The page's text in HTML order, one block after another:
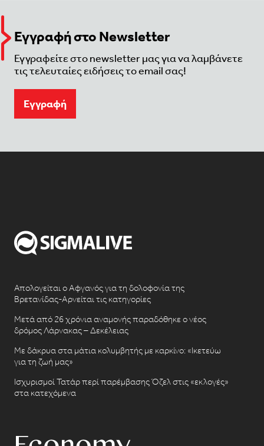
Εγγραφή στο Newsletter
Εγγραφείτε στο newsletter μας για να λαμβάνετε
τις τελευταίες ειδήσεις το email σας!
Eγγραφή
Απολογείται ο Αφγανός για τη δολοφονία της
Βρετανίδας-Αρνείται τις κατηγορίες
Μετά από 26 χρόνια αναμονής παραδόθηκε ο νέος
δρόμος Λάρνακας – Δεκέλειας
Με δάκρυα στα μάτια κολυμβητής με καρκίνο: «Ικετεύω
για τη ζωή μας»
Ισχυρισμοί Τατάρ περί παρέμβασης Όζελ στις «εκλογές»
στα κατεχόμενα